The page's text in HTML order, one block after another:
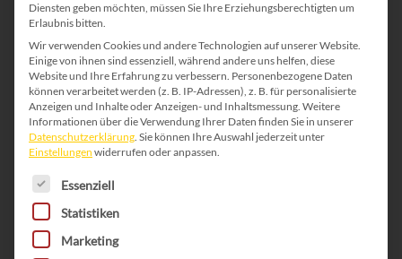
Diensten geben möchten, müssen Sie Ihre Erziehungsberechtigten um
Erlaubnis bitten.
Wir verwenden Cookies und andere Technologien auf unserer Website.
Einige von ihnen sind essenziell, während andere uns helfen, diese
Website und Ihre Erfahrung zu verbessern. Personenbezogene Daten
können verarbeitet werden (z. B. IP-Adressen), z. B. für personalisierte
Anzeigen und Inhalte oder Anzeigen- und Inhaltsmessung. Weitere
Informationen über die Verwendung Ihrer Daten finden Sie in unserer
Datenschutzerklärung. Sie können Ihre Auswahl jederzeit unter
Einstellungen widerrufen oder anpassen.
Es folgt eine Liste der Service-Gruppen, für die
Essenziell
Statistiken
Marketing